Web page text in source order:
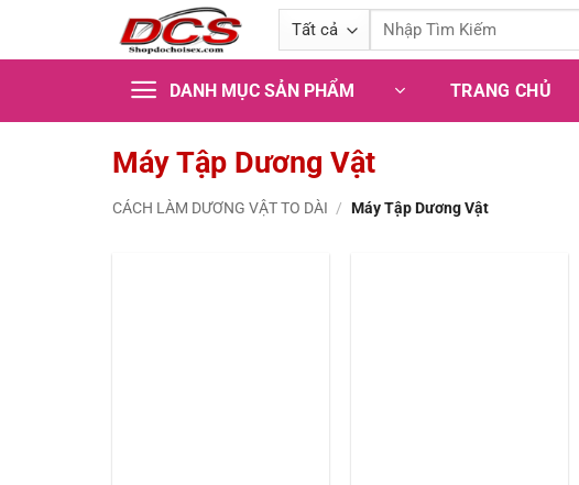
Tìm
DANH MỤC SẢN PHẨM TRANG CHỦ
Máy Tập Dương Vật
CÁCH LÀM DƯƠNG VẬT TO DÀI / Máy Tập Dương Vật